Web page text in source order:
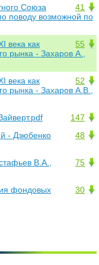
41
Союза
поводу возможной по
55
века как
рынка - Захаров А.,
52
века как
рынка - Захаров А.В.,
147
48
- Дзюбенко
75
В.А.,
30
фондовых